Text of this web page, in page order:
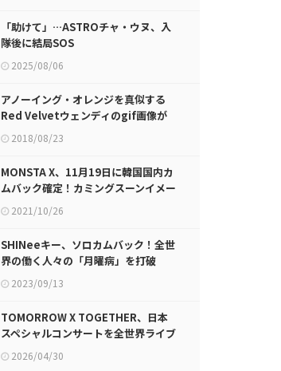
「助けて」…ASTROチャ・ウヌ、入
隊後に結局SOS
2025/08/06
アノーイング・オレンジを真似する
Red Velvetウェンディのgif画像が
話題に
2018/08/23
MONSTA X、11月19日に韓国国内カ
ムバック確定！カミングスーンイメー
ジ公開
2021/10/26
SHINeeキー、ソロカムバック！全世
界の働く人々の「月曜病」を打破
2023/09/13
TOMORROW X TOGETHER、日本
スペシャルコンサートを全世界ライブ
ビューイング上映
2026/04/30